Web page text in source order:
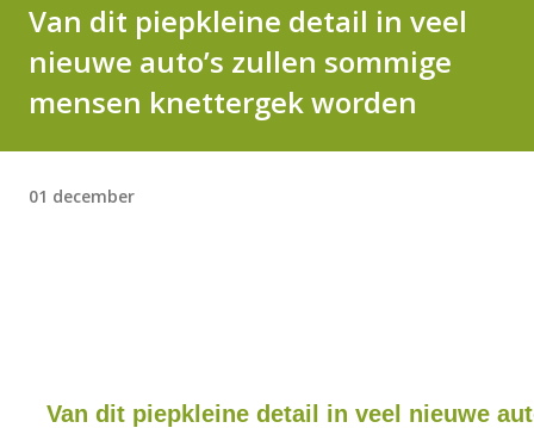
Van dit piepkleine detail in veel
nieuwe auto’s zullen sommige
mensen knettergek worden
01 december
Van dit piepkleine detail in veel nieuwe